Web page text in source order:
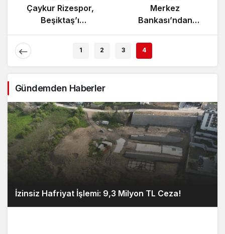
Yunanistan’da
Zeybek Tartışması
Alevlendi!
Çaykur Rizespor,
Beşiktaş’ı
Ağırlıyor!
1 2 3 4
Gündemden Haberler
İzinsiz Hafriyat İşlemi: 9,3 Milyon TL Ceza!